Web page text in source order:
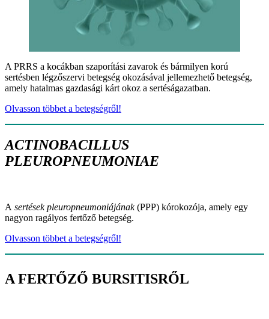
A PRRS a kocákban szaporítási zavarok és bármilyen korú
sertésben légzőszervi betegség okozásával jellemezhető betegség,
amely hatalmas gazdasági kárt okoz a sertéságazatban.
Olvasson többet a betegségről!
ACTINOBACILLUS
PLEUROPNEUMONIAE
A sertések pleuropneumoniájának(PPP) kórokozója, amely egy
nagyon ragályos fertőző betegség.
Olvasson többet a betegségről!
A FERTŐZŐ BURSITISRŐL